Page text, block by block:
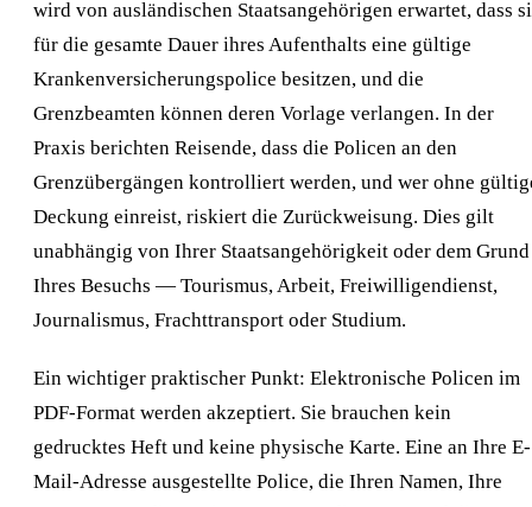
wird von ausländischen Staatsangehörigen erwartet, dass
für die gesamte Dauer ihres Aufenthalts eine gültige
Krankenversicherungspolice besitzen, und die
Grenzbeamten können deren Vorlage verlangen. In der
Praxis berichten Reisende, dass die Policen an den
Grenzübergängen kontrolliert werden, und wer ohne
Deckung einreist, riskiert die Zurückweisung. Dies gilt
unabhängig von Ihrer Staatsangehörigkeit oder dem Grund
Ihres Besuchs — Tourismus, Arbeit, Freiwilligendienst,
Journalismus, Frachttransport oder Studium.
Ein wichtiger praktischer Punkt: Elektronische Policen im
PDF-Format werden akzeptiert. Sie brauchen kein
gedrucktes Heft und keine physische Karte. Eine an Ihre E-
Mail-Adresse ausgestellte Police, die Ihren Namen, Ihre